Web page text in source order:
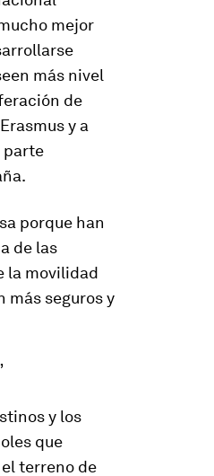
mejor
más nivel
de
y a
parte
porque han
de las
la movilidad
más seguros y
y los
que
terreno de